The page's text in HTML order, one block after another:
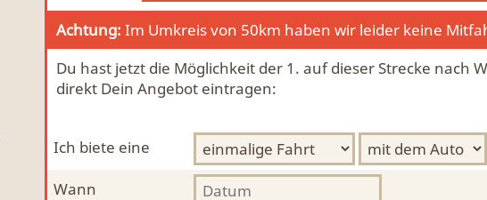
Achtung: Im Umkreis von 50km haben wir leider keine
Du hast jetzt die Möglichkeit der 1. auf dieser Strecke nach
direkt Dein Angebot eintragen:
Ich biete eine
Wann